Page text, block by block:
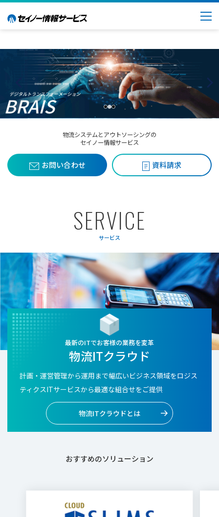
物流システムとアウトソーシングの
セイノー情報サービス
お問い合わせ 資料請求
SERVICE
サービス
最新のITでお客様の業務を変革
物流ITクラウド
計画・運営管理から運用まで幅広いビジネス領域をロジス
ティクスITサービスから最適な組合せをご提供
物流ITクラウドとは
おすすめのソリューション